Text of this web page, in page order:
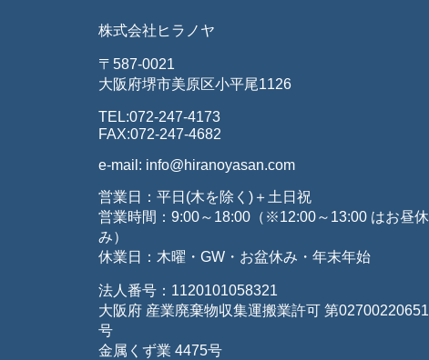
株式会社ヒラノヤ
〒587-0021
大阪府堺市美原区小平尾1126
TEL:072-247-4173
FAX:072-247-4682
e-mail: info@hiranoyasan.com
営業日：平日(木を除く)＋土日祝
営業時間：9:00～18:00（※12:00～13:00 はお昼休
み）
休業日：木曜・GW・お盆休み・年末年始
法人番号：1120101058321
大阪府 産業廃棄物収集運搬業許可 第02700220651
号
金属くず業 4475号